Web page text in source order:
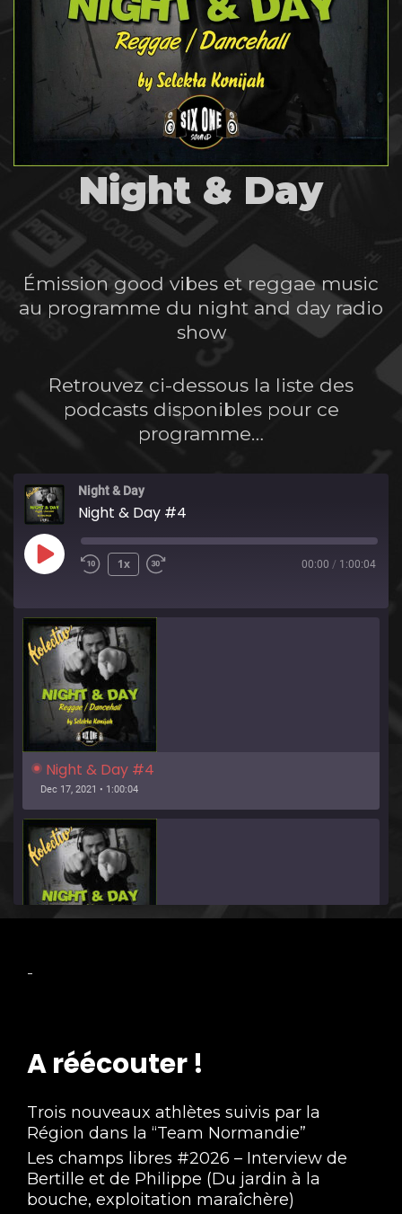
Night & Day
Émission good vibes et reggae music
au programme du night and day radio
show
Retrouvez ci-dessous la liste des
podcasts disponibles pour ce
programme…
Night & Day
Night & Day #4
Play
1x 00:00 / 1:00:04
Night & Day #4
Dec 17, 2021 • 1:00:04
Night & Day #3
Night & Day #2
Nov 19, 2021 • 59:44
-
A réécouter !
Trois nouveaux athlètes suivis par la
Région dans la “Team Normandie”
Les champs libres #2026 – Interview de
Bertille et de Philippe (Du jardin à la
bouche, exploitation maraîchère)